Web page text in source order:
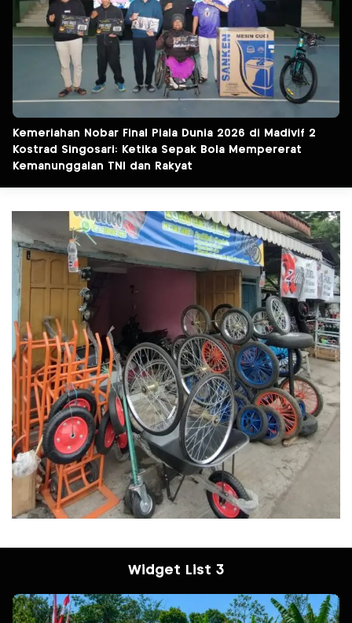
Kemeriahan Nobar Final Piala Dunia 2026 di Madivif 2
Kostrad Singosari: Ketika Sepak Bola Mempererat
Kemanunggalan TNI dan Rakyat
Widget List 3